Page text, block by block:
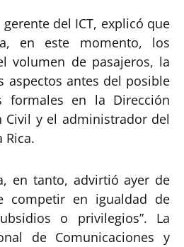
del ICT, explicó que
en este momento, los
volumen de pasajeros, la
aspectos antes del posible
formales en la Dirección
Civil y el administrador del
Rica.
en tanto, advirtió ayer de
competir en igualdad de
o privilegios”. La
de Comunicaciones y